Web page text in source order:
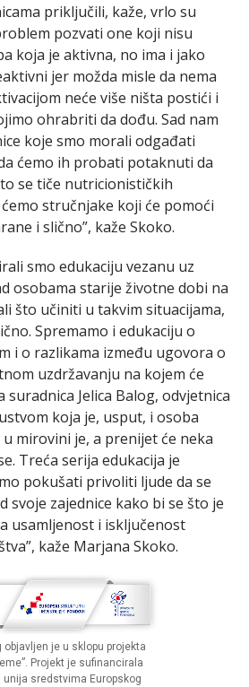
priključili, kaže, vrlo su
pozvati one koji nisu
koja je aktivna, no ima i jako
jer možda misle da nema
neće više ništa postići i
ohrabriti da dođu. Sad nam
koje smo morali odgađati
ćemo ih probati potaknuti da
se tiče nutricionističkih
stručnjake koji će pomoći
i slično”, kaže Skoko.
smo edukaciju vezanu uz
osobama starije životne dobi na
što učiniti u takvim situacijama,
Spremamo i edukaciju o
i o razlikama između ugovora o
uzdržavanju na kojem će
Jelica Balog, odvjetnica
koja je, usput, i osoba
mirovini je, a prenijet će neka
Treća serija edukacija je
pokušati privoliti ljude da se
svoje zajednice kako bi se što je
usamljenost i isključenost
kaže Marjana Skoko.
objavljen je u sklopu projekta
Projekt je sufinancirala
unija sredstvima Europskog